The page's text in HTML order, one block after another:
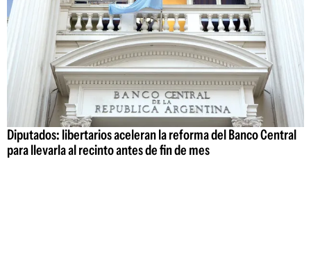
Diputados: libertarios aceleran la reforma del Banco Central
para llevarla al recinto antes de fin de mes